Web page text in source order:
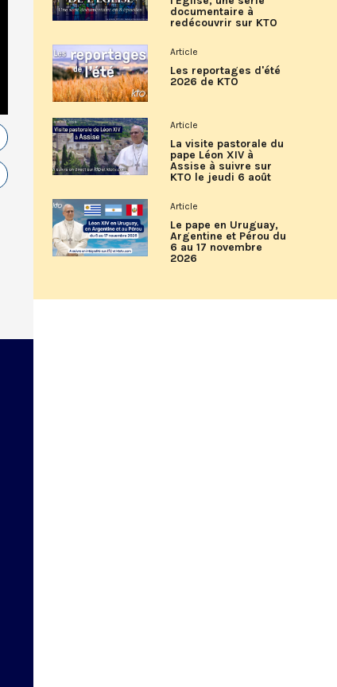
documentaire à
redécouvrir sur KTO
Article
Les reportages d'été
2026 de KTO
Article
La visite pastorale du
pape Léon XIV à
Assise à suivre sur
KTO le jeudi 6 août
Article
Le pape en Uruguay,
Argentine et Pérou du
6 au 17 novembre
2026